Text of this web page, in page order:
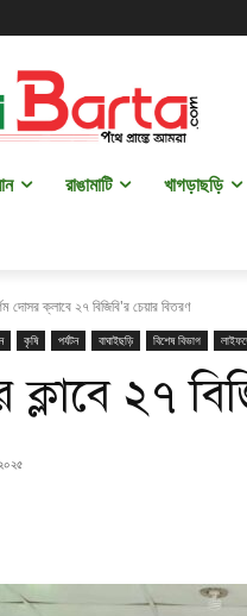
রাঙামাটি খাগড়াছড়ি
দোসর ক্লাবে ২৭ বিজিবি'র চেয়ার বিতরণ
কৃষি পর্যটন বাঘাইছড়ি বিশেষ বিভাগ
২৭